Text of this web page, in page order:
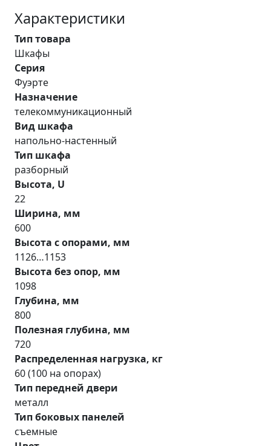
Характеристики
Тип товара
Шкафы
Серия
Фуэрте
Назначение
телекоммуникационный
Вид шкафа
напольно-настенный
Тип шкафа
разборный
Высота, U
22
Ширина, мм
600
Высота с опорами, мм
1126…1153
Высота без опор, мм
1098
Глубина, мм
800
Полезная глубина, мм
720
Распределенная нагрузка, кг
60 (100 на опорах)
Тип передней двери
металл
Тип боковых панелей
съемные